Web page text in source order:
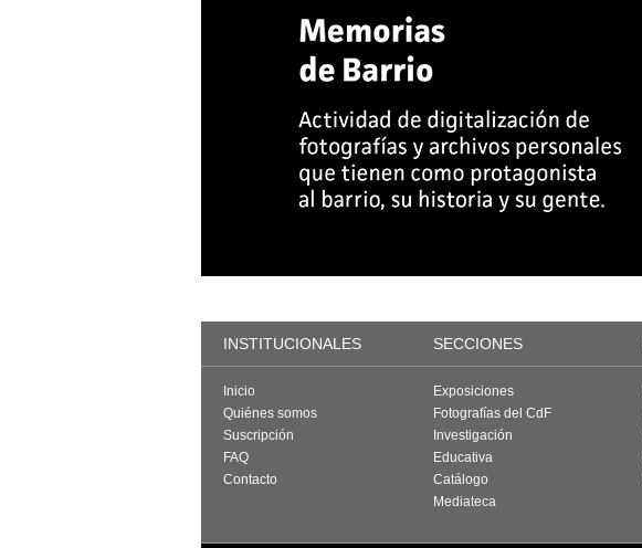
INSTITUCIONALES SECCIONES
Inicio
Quiénes somos
Suscripción
FAQ
Contacto
Exposiciones
Fotografías del CdF
Investigación
Educativa
Catálogo
Mediateca